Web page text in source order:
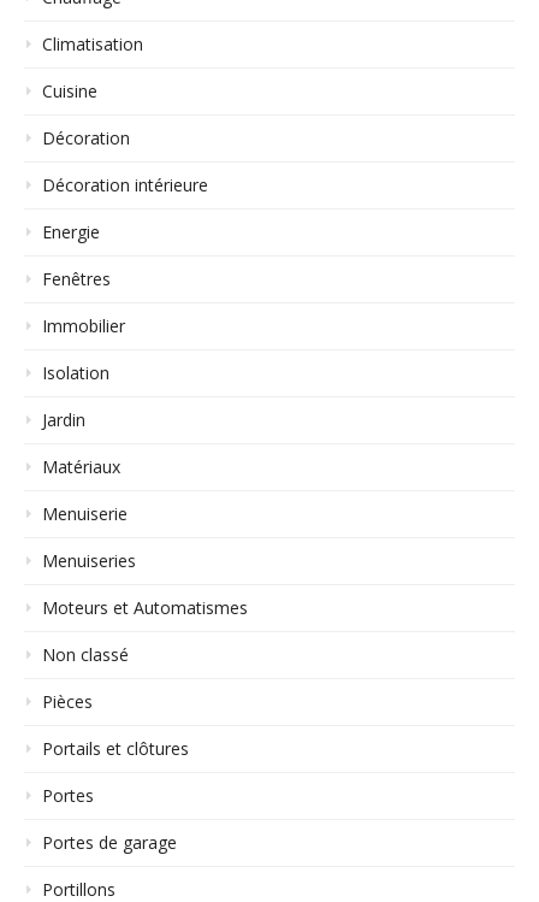
Climatisation
Cuisine
Décoration
Décoration intérieure
Energie
Fenêtres
Immobilier
Isolation
Jardin
Matériaux
Menuiserie
Menuiseries
Moteurs et Automatismes
Non classé
Pièces
Portails et clôtures
Portes
Portes de garage
Portillons